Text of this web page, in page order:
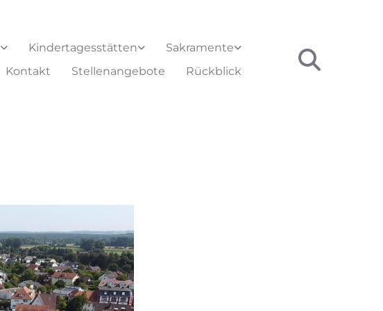
Kindertagesstätten
Sakramente
Kontakt Stellenangebote Rückblick